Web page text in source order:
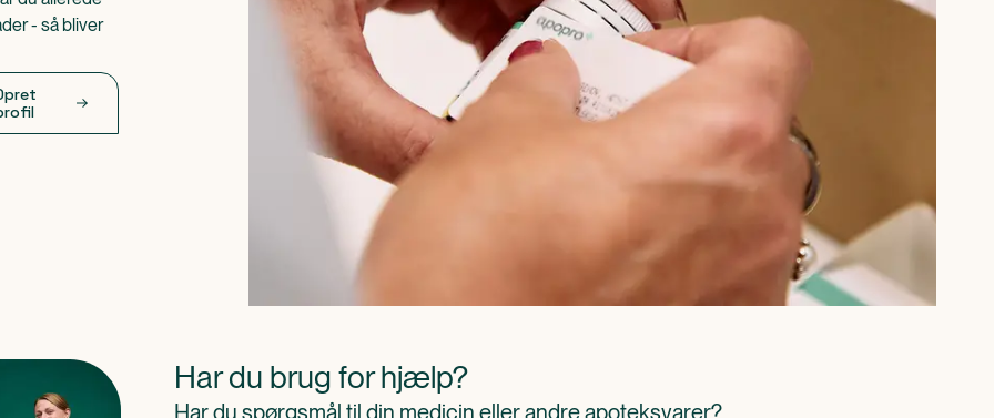
- så bliver
Har du brug for hjælp?
Har du spørgsmål til din medicin eller andre apoteksvarer?